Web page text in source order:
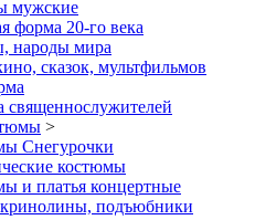
мужские
форма 20-го века
народы мира
сказок, мультфильмов
священнослужителей
>
Снегурочки
костюмы
и платья концертные
подъюбники